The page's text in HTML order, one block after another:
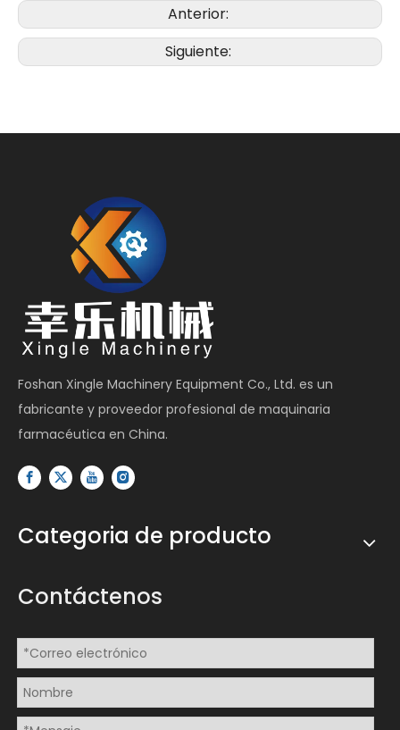
Anterior:
Siguiente:
Foshan Xingle Machinery Equipment Co., Ltd. es un
fabricante y proveedor profesional de maquinaria
farmacéutica en China.
Categoria de producto
Contáctenos